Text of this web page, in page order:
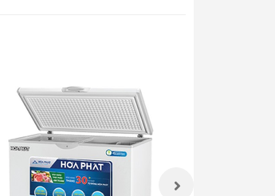
lượng hơi lạnh thất thoát ra